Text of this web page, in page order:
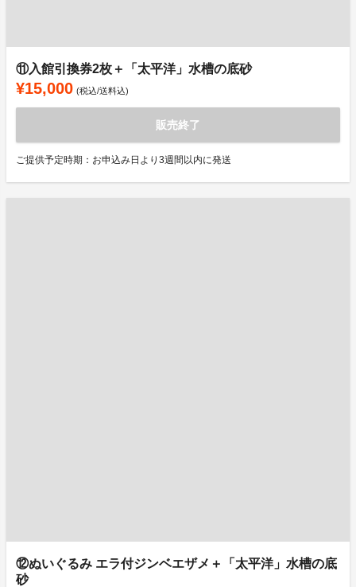
⑪入館引換券2枚＋「太平洋」水槽の底砂
¥15,000 (税込/送料込)
販売終了
ご提供予定時期：お申込み日より3週間以内に発送
⑫ぬいぐるみ エラ付ジンベエザメ＋「太平洋」水槽の底
砂